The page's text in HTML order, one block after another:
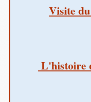
Visite
L'histoire